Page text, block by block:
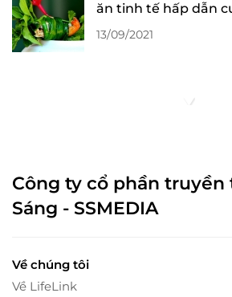
ăn tinh tế hấp dẫn
vị giác
13/09/2021
Công ty cổ phần truyền
Sáng - SSMEDIA
Về chúng tôi
Về LifeLink